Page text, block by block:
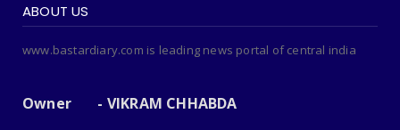
ABOUT US
www.bastardiary.com is leading news portal of central india
Owner - VIKRAM CHHABDA